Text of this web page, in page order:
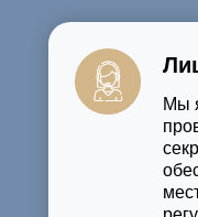
Мы